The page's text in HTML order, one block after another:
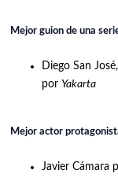
Mejor guion de una
Diego San
por Yakarta
Mejor actor
Javier Cámara